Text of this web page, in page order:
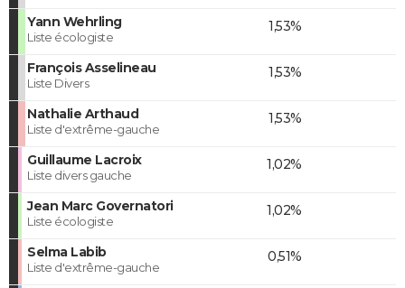
Yann Wehrling
Liste écologiste
1,53%
François Asselineau
Liste Divers
1,53%
Nathalie Arthaud
Liste d'extrême-gauche
1,53%
Guillaume Lacroix
Liste divers gauche
1,02%
Jean Marc Governatori
Liste écologiste
1,02%
Selma Labib
Liste d'extrême-gauche
0,51%